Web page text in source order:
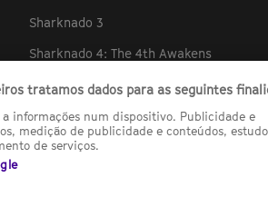
Sharknado 3
Sharknado 4: The 4th Awakens
The Happening
The X Files
Serenity
tratamos dados para as seguintes
informações num dispositivo. Publicidade e
medição de publicidade e conteúdos,
de serviços.